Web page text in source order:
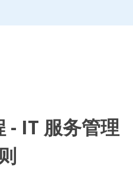
- IT 服务管理